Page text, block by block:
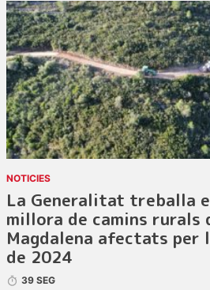
NOTICIES
La Generalitat treballa
millora de camins rurals
Magdalena afectats per
de 2024
39 SEG